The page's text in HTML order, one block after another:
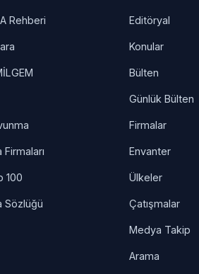
Rehberi
100
Sözlüğü
Editöryal
Konular
Bülten
Günlük Bülten
Firmalar
Envanter
Ülkeler
Çatışmalar
Medya Takip
Arama